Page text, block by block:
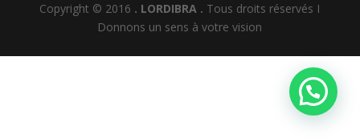
Copyright © 2016 . LORDIBRA . Tous droits réservés I
Donnons un sens à votre vision